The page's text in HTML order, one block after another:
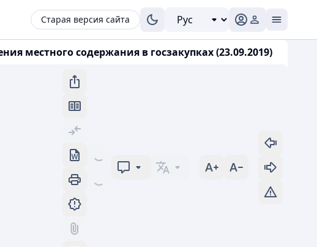
Старая версия сайта
местного содержания в госзакупках (23.09.2019)